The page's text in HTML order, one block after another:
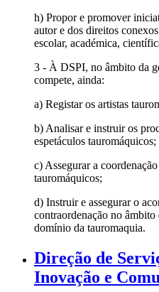
h) Propor e promover
autor e dos direitos
escolar, académica,
3 - À DSPI, no âmbito da
compete, ainda:
a) Registar os artistas
b) Analisar e instruir os
espetáculos tauromáquicos;
c) Assegurar a
tauromáquicos;
d) Instruir e assegurar o
contraordenação no
domínio da tauromaquia.
Direção de
Inovação e